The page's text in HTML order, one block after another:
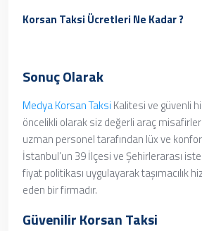
Korsan Taksi Ücretleri Ne Kadar ?
Sonuç Olarak
Medya Korsan Taksi Kalitesi ve güvenli
öncelikli olarak siz değerli araç
uzman personel tarafından lüx ve
İstanbul’un 39 İlçesi ve Şehirlerarası
fiyat politikası uygulayarak taşımacılık
eden bir firmadır.
Güvenilir Korsan Taksi